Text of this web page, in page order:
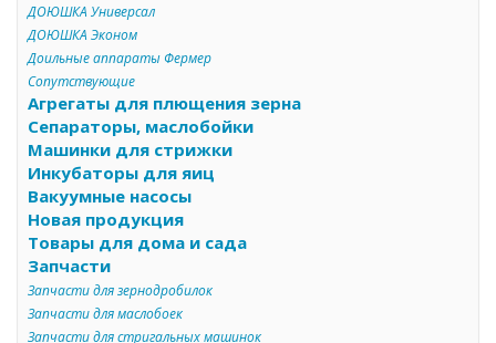
ДОЮШКА Универсал
ДОЮШКА Эконом
Доильные аппараты Фермер
Сопутствующие
Агрегаты для плющения зерна
Сепараторы, маслобойки
Машинки для стрижки
Инкубаторы для яиц
Вакуумные насосы
Новая продукция
Товары для дома и сада
Запчасти
Запчасти для зернодробилок
Запчасти для маслобоек
Запчасти для стригальных машинок